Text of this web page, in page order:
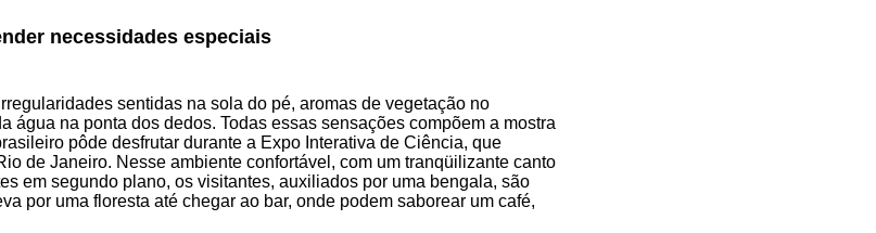
necessidades especiais
sentidas na sola do pé, aromas de vegetação no
água na ponta dos dedos. Todas essas sensações compõem a mostra
pôde desfrutar durante a Expo Interativa de Ciência, que
de Janeiro. Nesse ambiente confortável, com um tranqüilizante canto
em segundo plano, os visitantes, auxiliados por uma bengala, são
por uma floresta até chegar ao bar, onde podem saborear um café,